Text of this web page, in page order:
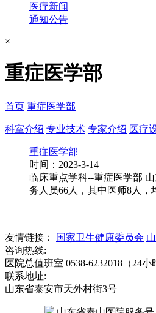
医疗新闻
通知公告
×
重症医学部
首页 重症医学部
科室介绍 专业技术 专家介绍 医疗
重症医学部
时间：2023-3-14
临床重点学科--重症医学部
务人员66人，其中医师8人
友情链接： 国家卫生健康委员会
咨询热线:
医院总值班室 0538-6232018（24小
联系地址:
山东省泰安市天外村街3号